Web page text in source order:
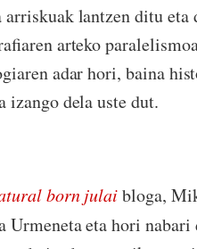
lantzen ditu
arteko
adar hori, baina
izango dela uste dut.
born julaibloga,
Urmeneta eta hori